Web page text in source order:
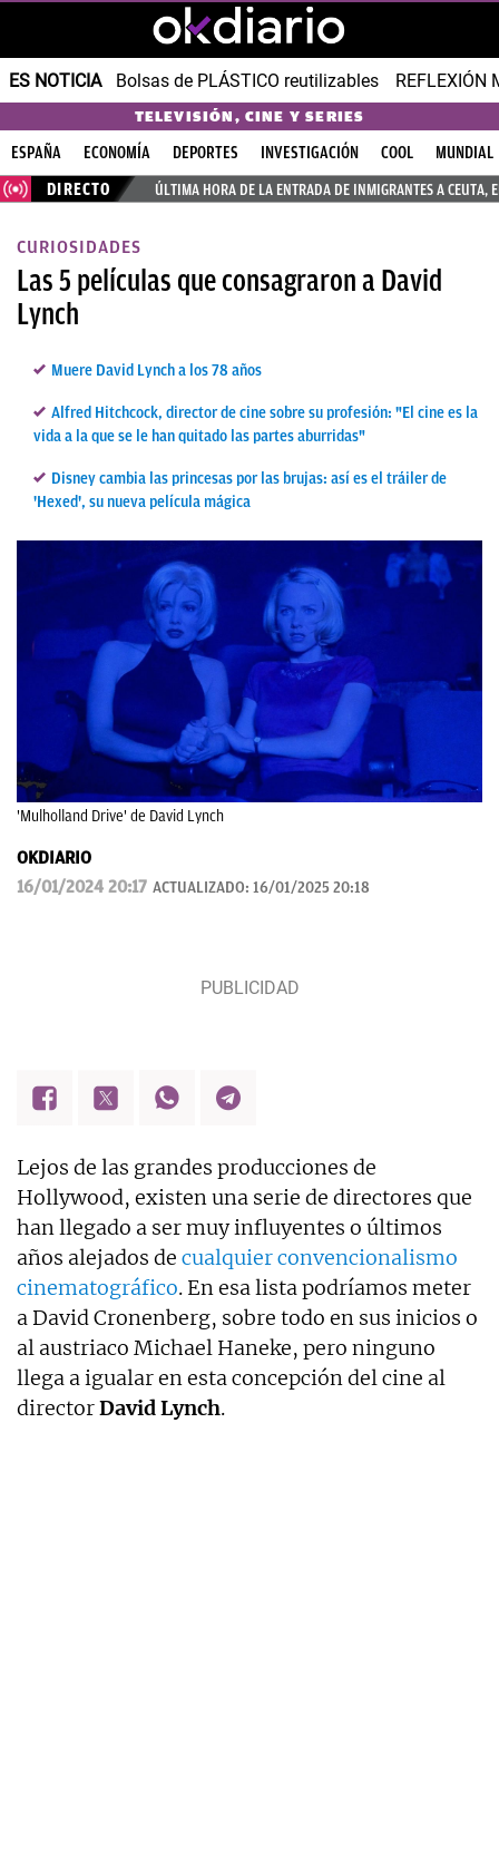
ES NOTICIA Bolsas de PLÁSTICO reutilizables REFLEXIÓN
TELEVISIÓN, CINE Y SERIES
ESPAÑA ECONOMÍA DEPORTES INVESTIGACIÓN COOL
MUNDIAL
DIRECTO
ÚLTIMA HORA DE LA ENTRADA DE INMIGRANTES A CEUTA,
CURIOSIDADES
Las 5 películas que consagraron a David
Lynch
Muere David Lynch a los 78 años
Alfred Hitchcock, director de cine sobre su profesión: "El cine es la
vida a la que se le han quitado las partes aburridas"
Disney cambia las princesas por las brujas: así es el tráiler de
'Hexed', su nueva película mágica
'Mulholland Drive' de David Lynch
OKDIARIO
16/01/2024 20:17 ACTUALIZADO: 16/01/2025 20:18
Lejos de las grandes producciones de
Hollywood, existen una serie de directores que
han llegado a ser muy influyentes o últimos
años alejados de cualquier convencionalismo
cinematográfico. En esa lista podríamos meter
a David Cronenberg, sobre todo en sus inicios o
al austriaco Michael Haneke, pero ninguno
llega a igualar en esta concepción del cine al
directorDavid Lynch.